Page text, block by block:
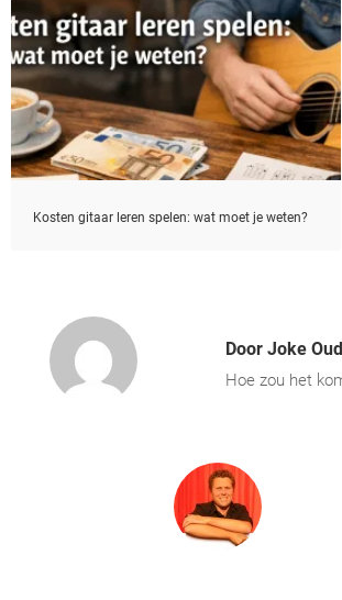
Kosten gitaar leren spelen: wat moet je weten?
Door Joke
Hoe zou het